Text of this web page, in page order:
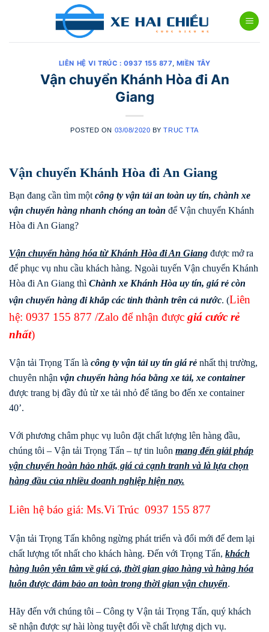
LIÊN HỆ VI TRÚC : 0937 155 877, MIỀN TÂY
Vận chuyển Khánh Hòa đi An
Giang
POSTED ON 03/08/2020 BYTRUC TTA
Vận chuyển Khánh Hòa đi An Giang
Bạn đang cần tìm một công ty vận tải an toàn uy tín, chành xe
vận chuyển hàng nhanh chóng an toàn để Vận chuyển Khánh
Hòa đi An Giang?
Vận chuyển hàng hóa từ Khánh Hòa điAn Giang được mở ra
để phục vụ nhu cầu khách hàng. Ngoài tuyến Vận chuyển Khánh
Hòa đi An Giang thì Chành xe Khánh Hòa uy tín, giá rẻ còn
vận chuyển hàng đi khắp các tỉnh thành trên cả nước. (Liên
hệ: 0937 155 877 /Zalo để nhận được giá cước rẻ
nhất)
Vận tải Trọng Tấn là công ty vận tải uy tín giá rẻ nhất thị trường,
chuyên nhận vận chuyển hàng hóa bằng xe tải, xe container
được trang bị đầy đủ từ xe tải nhỏ để tăng bo đến xe container
40’.
Với phương châm phục vụ luôn đặt chất lượng lên hàng đầu,
chúng tôi – Vận tải Trọng Tấn – tự tin luôn mang đến giải pháp
vận chuyển hoàn hảo nhất, giá cả cạnh tranh và là lựa chọn
hàng đầu của nhiều doanh nghiệp hiện nay.
Liên hệ báo giá: Ms.Vi Trúc 0937 155 877
Vận tải Trọng Tấn không ngừng phát triển và đổi mới để đem lại
chất lượng tốt nhất cho khách hàng. Đến với Trọng Tấn, khách
hàng luôn yên tâm về giá cả, thời gian giao hàng và hàng hóa
luôn được đảm bảo an toàn trong thời gian vận chuyển.
Hãy đến với chúng tôi – Công ty Vận tải Trọng Tấn, quý khách
sẽ nhận được sự hài lòng tuyệt đối về chất lượng dịch vụ.